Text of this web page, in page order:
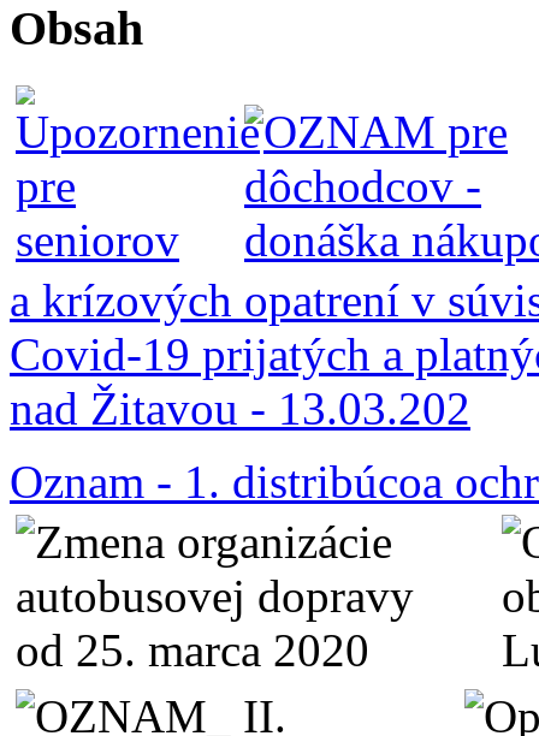
Obsah
a krízových opatrení v
Covid-19 prijatých a
nad Žitavou - 13.03.202
Oznam - 1. distribúcoa